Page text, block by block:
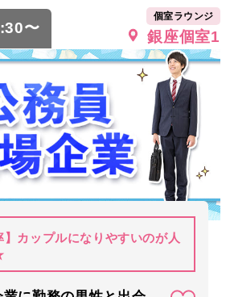
〜
個室ラウンジ
銀座個室1
】カップルになりやすいのが人